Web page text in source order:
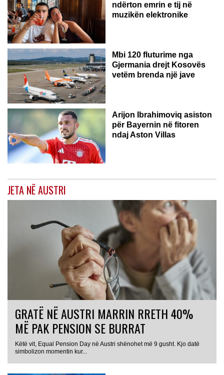
ndërton emrin e tij në
muzikën elektronike
GJERMANI
Mbi 120 fluturime nga
Gjermania drejt Kosovës
vetëm brenda një jave
Arijon Ibrahimoviq asiston
për Bayernin në fitoren
ndaj Aston Villas
JETA NË AUSTRI
GRATË NË AUSTRI MARRIN RRETH 40%
MË PAK PENSION SE BURRAT
Këtë vit, Equal Pension Day në Austri shënohet më 9 gusht. Kjo datë
simbolizon momentin kur...